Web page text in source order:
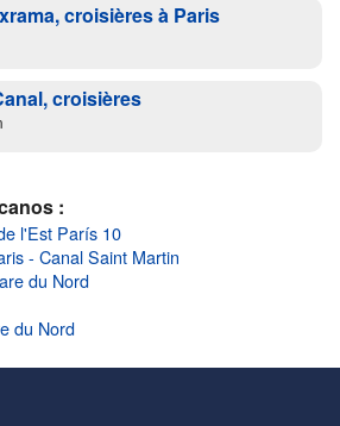
croisières à Paris
croisières
:
l'Est París 10
- Canal Saint Martin
du Nord
du Nord